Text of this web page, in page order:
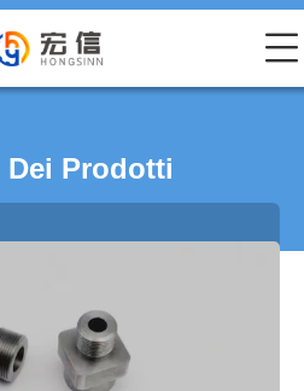
Dei Prodotti